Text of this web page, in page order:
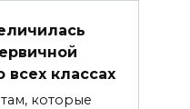
классах
которые